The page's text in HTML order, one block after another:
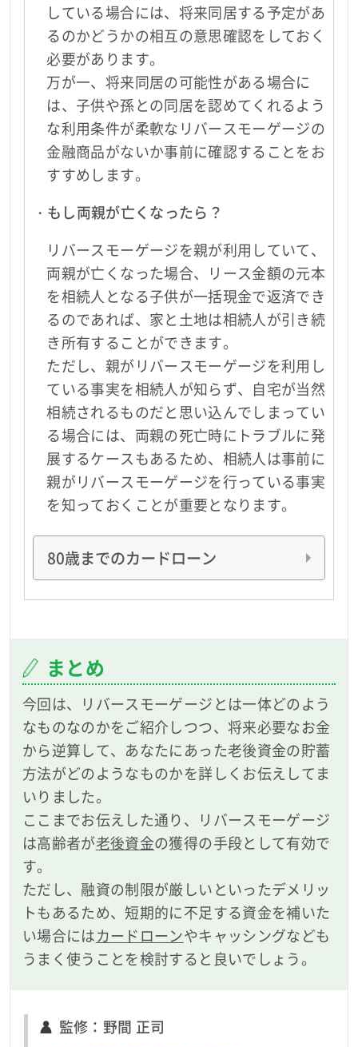
している場合には、将来同居する予定があ
るのかどうかの相互の意思確認をしておく
必要があります。
万が一、将来同居の可能性がある場合に
は、子供や孫との同居を認めてくれるよう
な利用条件が柔軟なリバースモーゲージの
金融商品がないか事前に確認することをお
すすめします。
・もし両親が亡くなったら？
リバースモーゲージを親が利用していて、
両親が亡くなった場合、リース金額の元本
を相続人となる子供が一括現金で返済でき
るのであれば、家と土地は相続人が引き続
き所有することができます。
ただし、親がリバースモーゲージを利用し
ている事実を相続人が知らず、自宅が当然
相続されるものだと思い込んでしまってい
る場合には、両親の死亡時にトラブルに発
展するケースもあるため、相続人は事前に
親がリバースモーゲージを行っている事実
を知っておくことが重要となります。
80歳までのカードローン
まとめ
今回は、リバースモーゲージとは一体どのよう
なものなのかをご紹介しつつ、将来必要なお金
から逆算して、あなたにあった老後資金の貯蓄
方法がどのようなものかを詳しくお伝えしてま
いりました。
ここまでお伝えした通り、リバースモーゲージ
は高齢者が老後資金の獲得の手段として有効で
す。
ただし、融資の制限が厳しいといったデメリッ
トもあるため、短期的に不足する資金を補いた
い場合にはカードローンやキャッシングなども
うまく使うことを検討すると良いでしょう。
監修：野間 正司